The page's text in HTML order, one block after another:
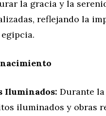
la gracia y la
reflejando la
Iluminados: Durante la
iluminados y obras